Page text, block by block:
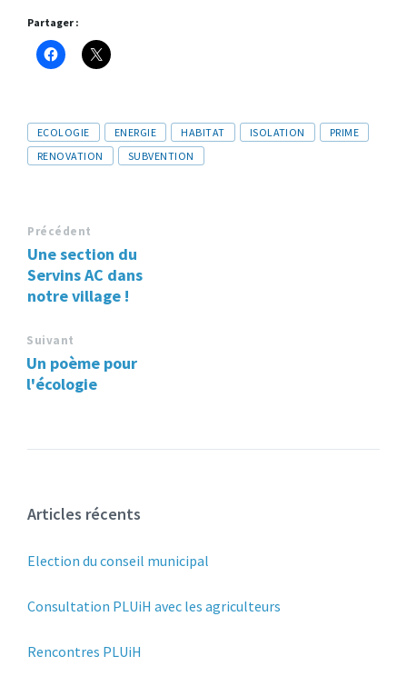
Partager :
Tags
ECOLOGIE ENERGIE HABITAT ISOLATION
PRIME
RENOVATION
SUBVENTION
Précédent
Une section du
Servins AC dans
notre village !
Suivant
Un poème pour
l'écologie
Articles récents
Election du conseil municipal
Consultation PLUiH avec les agriculteurs
Rencontres PLUiH